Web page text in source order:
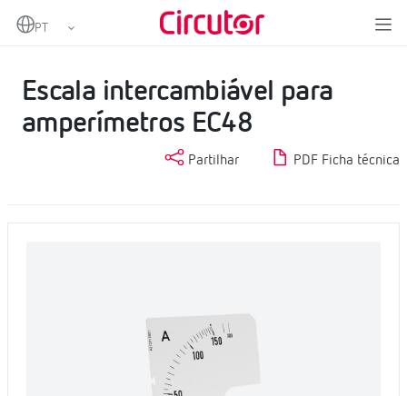
Home
Escala intercambiável para
amperímetros EC48
Partilhar PDF Ficha técnica